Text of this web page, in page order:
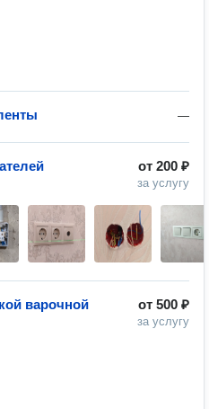
—
от 200 ₽
за услугу
от 500 ₽
за услугу
варочной